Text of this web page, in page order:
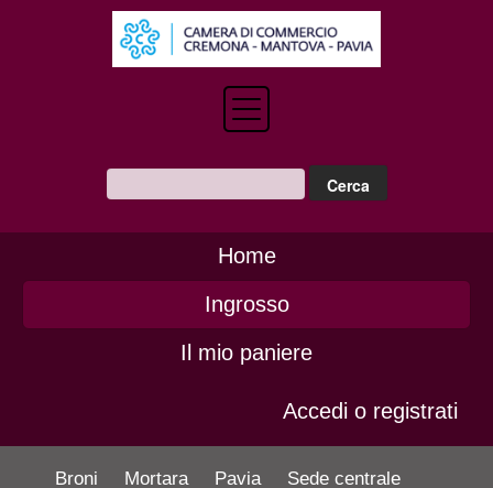
Home
Ingrosso
Il mio paniere
Accedi o registrati
Broni Mortara Pavia
Sede centrale